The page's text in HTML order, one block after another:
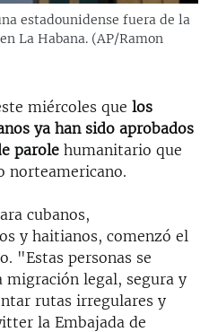
AMÉRICA LATINA
estadounidense fuera de la
La Habana. (AP/Ramon
miércoles que los
ya han sido aprobados
parole humanitario que
norteamericano.
cubanos,
y haitianos, comenzó el
"Estas personas se
migración legal, segura y
rutas irregulares y
la Embajada de